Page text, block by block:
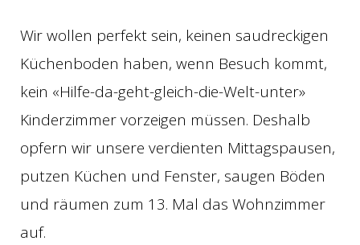
Wir wollen perfekt sein, keinen saudreckigen
Küchenboden haben, wenn Besuch kommt,
kein «Hilfe-da-geht-gleich-die-Welt-unter»
Kinderzimmer vorzeigen müssen. Deshalb
opfern wir unsere verdienten Mittagspausen,
putzen Küchen und Fenster, saugen Böden
und räumen zum 13. Mal das Wohnzimmer
auf.